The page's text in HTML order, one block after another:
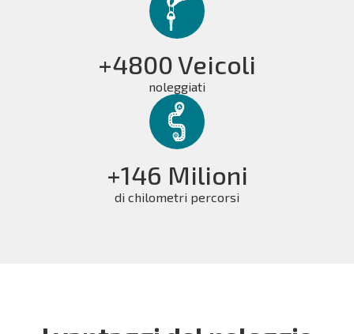
+4800 Veicoli
noleggiati
+146 Milioni
di chilometri percorsi